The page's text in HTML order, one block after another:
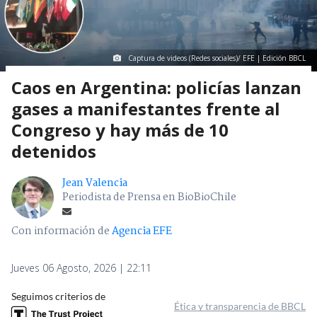
Captura de videos (Redes sociales)/ EFE | Edición BBCL
Caos en Argentina: policías lanzan
gases a manifestantes frente al
Congreso y hay más de 10
detenidos
Jean Valencia
Periodista de Prensa en BioBioChile
Con información deAgencia EFE
Jueves 06 Agosto, 2026 | 22:11
Seguimos criterios de
Ética y transparencia de BBCL